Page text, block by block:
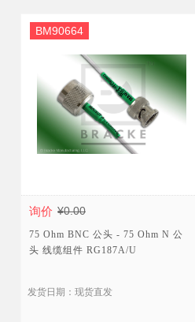
询价 ¥0.00
BM90664
75 Ohm BNC 公头 - 75 Ohm N 公
头 线缆组件 RG187A/U
发货日期：现货直发